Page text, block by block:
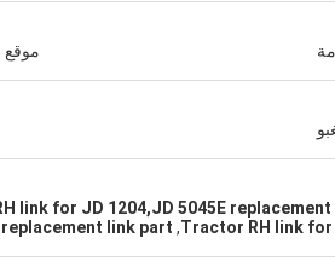
موقع
for JD 1204,JD 5045E
Tractor RH link for
,
replacement link part